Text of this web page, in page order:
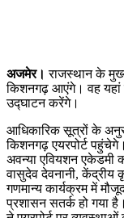
अजमेर। राजस्थान के
किशनगढ़ आएंगे। वह यहां
उद्घाटन करेंगे।
आधिकारिक सूत्रों के
किशनगढ़ एयरपोर्ट
अवन्या एवियशन एकेडमी
वासुदेव देवनानी, केंद्रीय
गणमान्य कार्यक्रम में
प्रशासन सतर्क हो गया